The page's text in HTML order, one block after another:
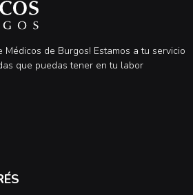
Médicos de Burgos! Estamos a tu servicio
que puedas tener en tu labor